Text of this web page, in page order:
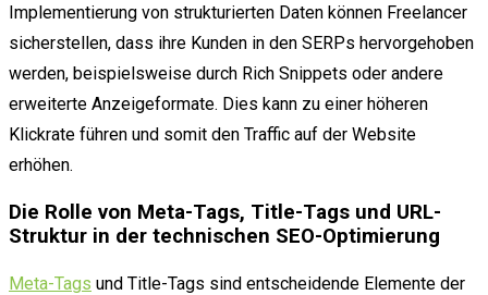
Implementierung von strukturierten Daten können Freelancer
sicherstellen, dass ihre Kunden in den SERPs hervorgehoben
werden, beispielsweise durch Rich Snippets oder andere
erweiterte Anzeigeformate. Dies kann zu einer höheren
Klickrate führen und somit den Traffic auf der Website
erhöhen.
Die Rolle von Meta-Tags, Title-Tags und URL-
Struktur in der technischen SEO-Optimierung
Meta-Tags und Title-Tags sind entscheidende Elemente der